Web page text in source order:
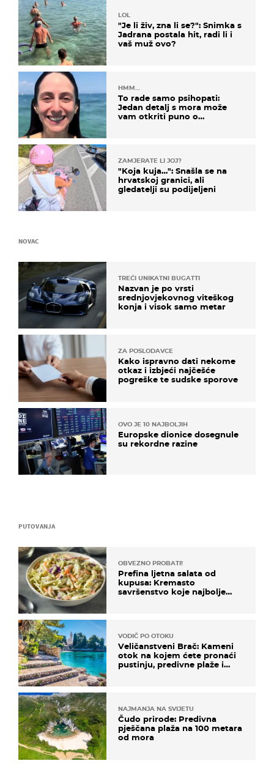
LOL
"Je li živ, zna li se?": Snimka s
Jadrana postala hit, radi li i
vaš muž ovo?
HMM…
To rade samo psihopati:
Jedan detalj s mora može
vam otkriti puno o
ZAMJERATE LI JOJ?
"Koja kuja…": Snašla se na
hrvatskoj granici, ali
gledatelji su podijeljeni
PUTOVANJA
OBVEZNO PROBATI!
Prefina ljetna salata od
kupusa: Kremasto
savršenstvo koje najbolje
VODIČ PO OTOKU
Veličanstveni Brač: Kameni
otok na kojem ćete pronaći
pustinju, predivne plaže i
NAJMANJA NA SVIJETU
Čudo prirode: Predivna
pješčana plaža na 100 metara
od mora
NOVAC
TREĆI UNIKATNI BUGATTI
Nazvan je po vrsti
srednjovjekovnog viteškog
konja i visok samo metar
ZA POSLODAVCE
Kako ispravno dati nekome
otkaz i izbjeći najčešće
pogreške te sudske sporove
OVO JE 10 NAJBOLJIH
Europske dionice dosegnule
su rekordne razine